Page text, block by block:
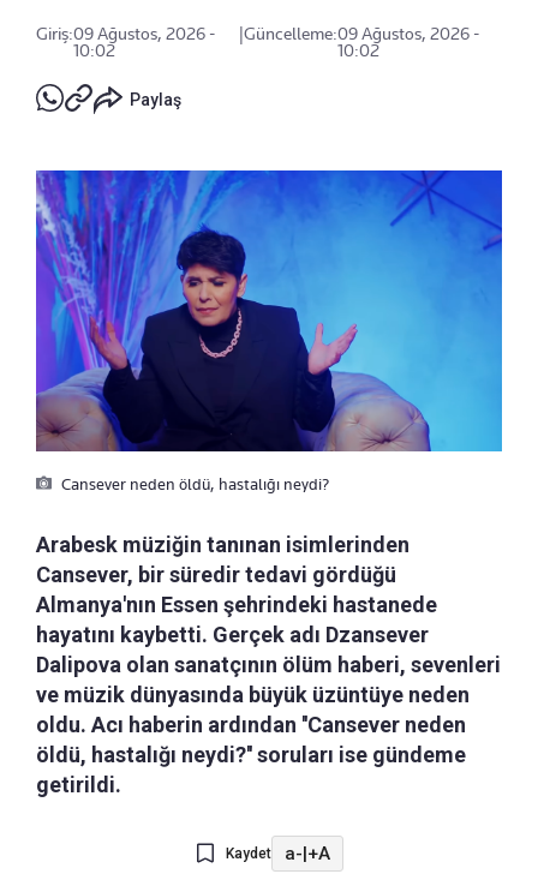
Giriş:09 Ağustos, 2026 -
10:02
Güncelleme:09 Ağustos, 2026 -
10:02
Paylaş
Cansever neden öldü, hastalığı neydi?
Arabesk müziğin tanınan isimlerinden
Cansever, bir süredir tedavi gördüğü
Almanya'nın Essen şehrindeki hastanede
hayatını kaybetti. Gerçek adı Dzansever
Dalipova olan sanatçının ölüm haberi, sevenleri
ve müzik dünyasında büyük üzüntüye neden
oldu. Acı haberin ardından ''Cansever neden
öldü, hastalığı neydi?'' soruları ise gündeme
getirildi.
Kaydet a-|+A